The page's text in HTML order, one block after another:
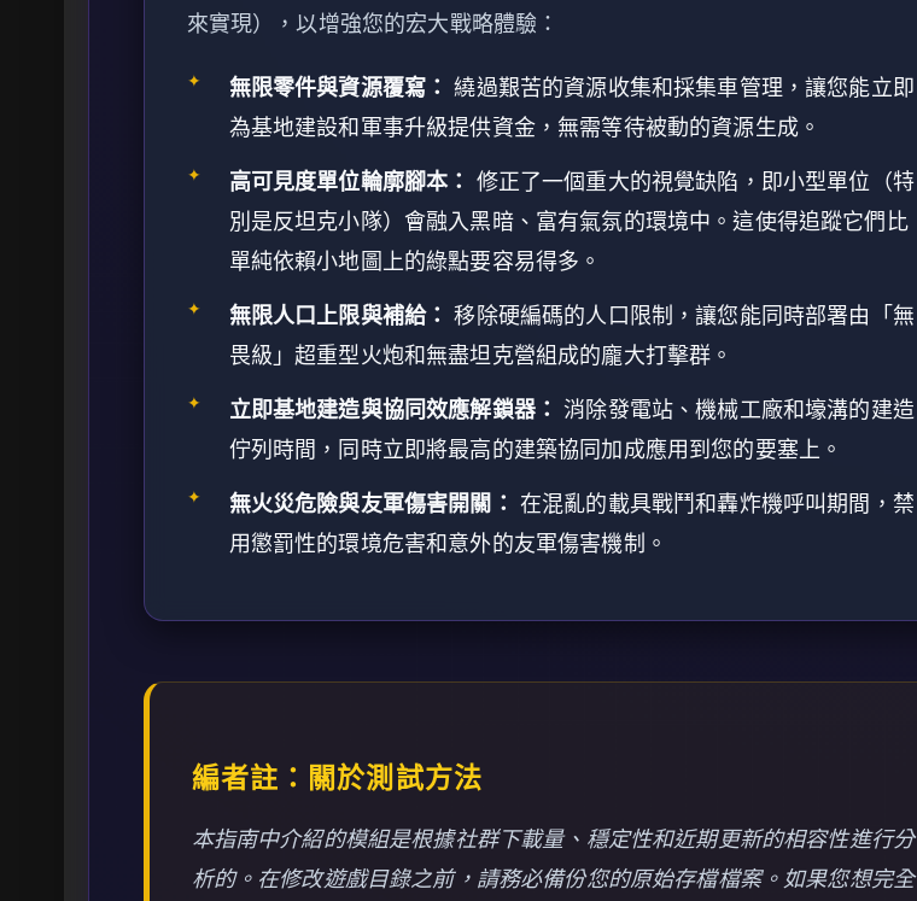
來實現），以增強您的宏大戰略體驗：
✦ 無限零件與資源覆寫： 繞過艱苦的資源收集和採集車管理，讓您能立即
為基地建設和軍事升級提供資金，無需等待被動的資源生成。
✦ 高可見度單位輪廓腳本： 修正了一個重大的視覺缺陷，即小型單位（特
別是反坦克小隊）會融入黑暗、富有氣氛的環境中。這使得追蹤它們比
單純依賴小地圖上的綠點要容易得多。
✦ 無限人口上限與補給： 移除硬編碼的人口限制，讓您能同時部署由「無
畏級」超重型火炮和無盡坦克營組成的龐大打擊群。
✦ 立即基地建造與協同效應解鎖器： 消除發電站、機械工廠和壕溝的建造
佇列時間，同時立即將最高的建築協同加成應用到您的要塞上。
✦ 無火災危險與友軍傷害開關： 在混亂的載具戰鬥和轟炸機呼叫期間，禁
用懲罰性的環境危害和意外的友軍傷害機制。
編者註：關於測試方法
本指南中介紹的模組是根據社群下載量、穩定性和近期更新的相容性進行分
析的。在修改遊戲目錄之前，請務必備份您的原始存檔檔案。如果您想完全